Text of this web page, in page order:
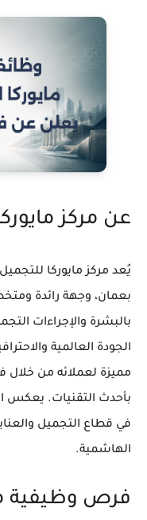
عن مركز
يُعد مركز مايوركا
بعمان، وجهة رائدة
بالبشرة والإجراءات
الجودة العالمية
مميزة لعملائه من
بأحدث التقنيات. يعكس
في قطاع التجميل
الهاشمية.
فرص وظيفية